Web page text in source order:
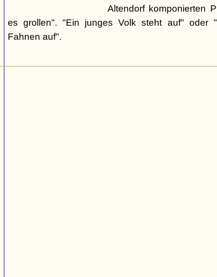
Altendorf komponierten
es grollen". "Ein junges Volk steht auf" oder
Fahnen auf".